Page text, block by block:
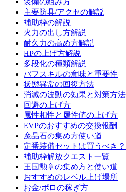
装備の組み方
主要防具/アクセの解説
補助枠の解説
火力の出し方解説
耐久力の高め方解説
HPの上げ方解説
多段化の種類解説
バフスキルの意味と重要性
状態異常の回復方法
消滅の波動の効果と対策方法
回避の上げ方
属性相性と属性値の上げ方
EVPのおすすめの交換報酬
魔晶石の集め方使い道
定番装備セットは買うべき？
補助枠解放クエスト一覧
王国勲章の集め方と使い道
おすすめのレベル上げ場所
お金/ポロの稼ぎ方